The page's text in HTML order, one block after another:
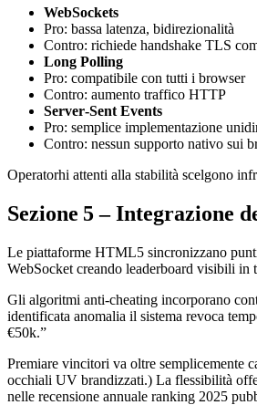
WebSockets
Pro: bassa latenza, bidirezionalità
Contro: richiede handshake TLS
Long Polling
Pro: compatibile con tutti i browser
Contro: aumento traffico HTTP
Server‐Sent Events
Pro: semplice implementazione
Contro: nessun supporto nativo sui
Operator​hi attenti alla stabilità scelgono
Sezione 5 – Integrazione
Le piattaforme HTML5 sincronizzano
WebSocket creando leaderboard visibili
Gli algoritmi anti‑cheating incorporano
identificata anomalia il sistema revoca
€50k.”
Premiare vincitori va oltre semplicemente
occhiali UV brandizzati.) La flessibilità
nelle recensione annuale ranking 2025